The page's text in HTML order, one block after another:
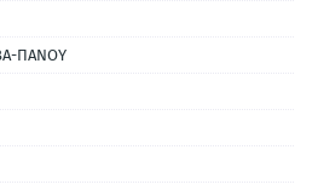
ΠΑΝΟΥ